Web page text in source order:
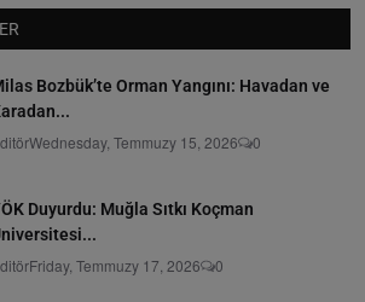
Bozbük’te Orman Yangını: Havadan ve
Wednesday, Temmuzy 15, 2026 0
Duyurdu: Muğla Sıtkı Koçman
Friday, Temmuzy 17, 2026 0